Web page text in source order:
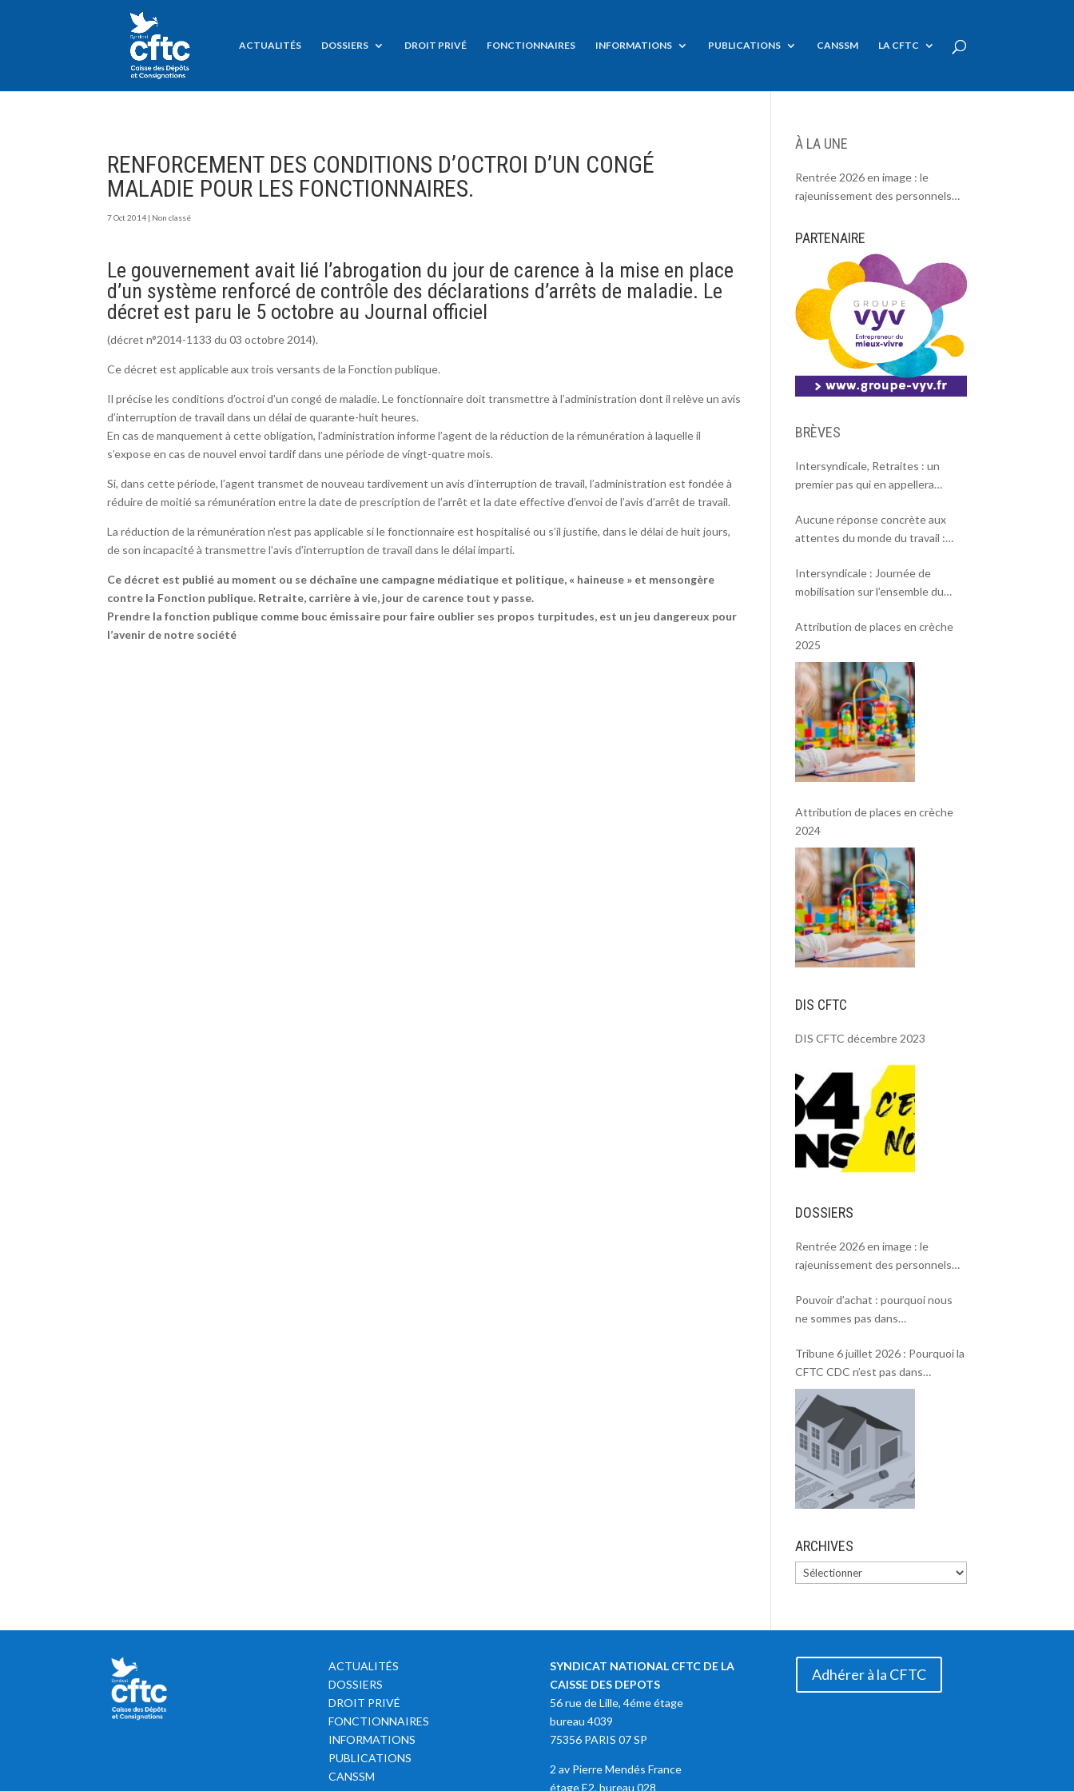
ACTUALITÉS DOSSIERS DROIT PRIVÉ FONCTIONNAIRES INFORMATIONS PUBLICATIONS CANSSM LA CFTC
RENFORCEMENT DES CONDITIONS D’OCTROI D’UN CONGÉ
MALADIE POUR LES FONCTIONNAIRES.
7 Oct 2014 | Non classé
Le gouvernement avait lié l’abrogation du jour de carence à la mise en place
d’un système renforcé de contrôle des déclarations d’arrêts de maladie. Le
décret est paru le 5 octobre au Journal officiel
(décret n°2014-1133 du 03 octobre 2014).
Ce décret est applicable aux trois versants de la Fonction publique.
Il précise les conditions d’octroi d’un congé de maladie. Le fonctionnaire doit transmettre à l’administration dont il relève un avis
d’interruption de travail dans un délai de quarante-huit heures.
En cas de manquement à cette obligation, l’administration informe l’agent de la réduction de la rémunération à laquelle il
s’expose en cas de nouvel envoi tardif dans une période de vingt-quatre mois.
Si, dans cette période, l’agent transmet de nouveau tardivement un avis d’interruption de travail, l’administration est fondée à
réduire de moitié sa rémunération entre la date de prescription de l’arrêt et la date effective d’envoi de l’avis d’arrêt de travail.
La réduction de la rémunération n’est pas applicable si le fonctionnaire est hospitalisé ou s’il justifie, dans le délai de huit jours,
de son incapacité à transmettre l’avis d’interruption de travail dans le délai imparti.
Ce décret est publié au moment ou se déchaîne une campagne médiatique et politique, « haineuse » et mensongère
contre la Fonction publique. Retraite, carrière à vie, jour de carence tout y passe.
Prendre la fonction publique comme bouc émissaire pour faire oublier ses propos turpitudes, est un jeu dangereux pour
l’avenir de notre société
À LA UNE
Rentrée 2026 en image : le
rajeunissement des personnels
PARTENAIRE
BRÈVES
Intersyndicale, Retraites : un
premier pas qui en appellera
Aucune réponse concrète aux
attentes du monde du travail :
mobilisation massive le 2 octobre !
Intersyndicale : Journée de
mobilisation sur l’ensemble du
Attribution de places en crèche
2025
Attribution de places en crèche
2024
DIS CFTC
DIS CFTC décembre 2023
DOSSIERS
Rentrée 2026 en image : le
rajeunissement des personnels
Pouvoir d’achat : pourquoi nous
ne sommes pas dans
Tribune 6 juillet 2026 : Pourquoi la
CFTC CDC n’est pas dans
l’intersyndicale « Pouvoir d’achat »
et Rentrée 2026 .
ARCHIVES
ACTUALITÉS
DOSSIERS
DROIT PRIVÉ
FONCTIONNAIRES
INFORMATIONS
PUBLICATIONS
CANSSM
SYNDICAT NATIONAL CFTC DE LA
CAISSE DES DEPOTS
56 rue de Lille, 4éme étage
bureau 4039
75356 PARIS 07 SP
2 av Pierre Mendés France
étage E2, bureau 028
Adhérer à la CFTC